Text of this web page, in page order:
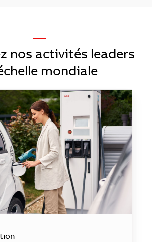
—
nos activités leaders
mondiale